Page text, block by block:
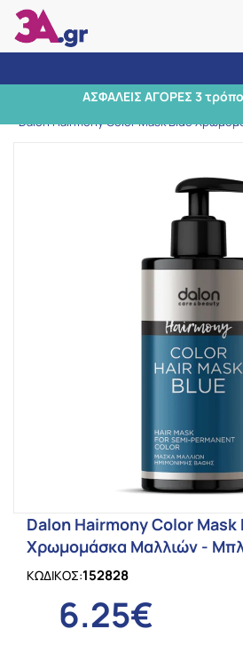
ΑΣΦΑΛΕΙΣ ΑΓΟΡΕΣ 3
Εταιρίες
Dalon Hairmony Color Mask Blue
Dalon Hairmony Color Mask
Χρωμομάσκα Μαλλιών -
ΚΩΔΙΚΟΣ:152828
6.25€